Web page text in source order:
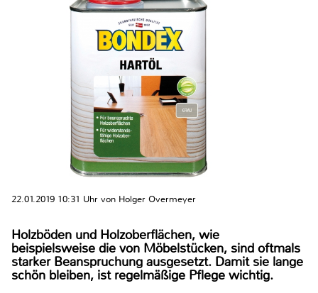
22.01.2019 10:31 Uhr von Holger Overmeyer
Holzböden und Holzoberflächen, wie
beispielsweise die von Möbelstücken, sind oftmals
starker Beanspruchung ausgesetzt. Damit sie lange
schön bleiben, ist regelmäßige Pflege wichtig.